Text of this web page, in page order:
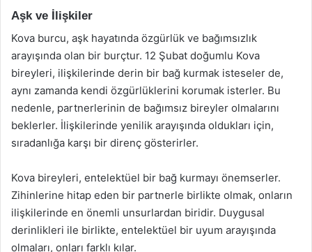
Aşk ve İlişkiler
Kova burcu, aşk hayatında özgürlük ve bağımsızlık
arayışında olan bir burçtur. 12 Şubat doğumlu Kova
bireyleri, ilişkilerinde derin bir bağ kurmak isteseler de,
aynı zamanda kendi özgürlüklerini korumak isterler. Bu
nedenle, partnerlerinin de bağımsız bireyler olmalarını
beklerler. İlişkilerinde yenilik arayışında oldukları için,
sıradanlığa karşı bir direnç gösterirler.
Kova bireyleri, entelektüel bir bağ kurmayı önemserler.
Zihinlerine hitap eden bir partnerle birlikte olmak, onların
ilişkilerinde en önemli unsurlardan biridir. Duygusal
derinlikleri ile birlikte, entelektüel bir uyum arayışında
olmaları, onları farklı kılar.